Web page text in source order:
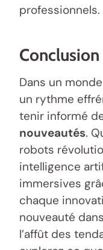
professionnels.
Conclusion
Dans un
un rythme
tenir informé
nouveautés.
robots
intelligence
immersives
chaque
nouveauté
l’affût des